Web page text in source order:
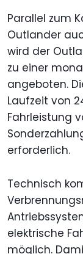
Parallel zum
Outlander
wird der
zu einer
angeboten.
Laufzeit von
Fahrleistung
erforderlich.
Technisch
elektrische
möglich.